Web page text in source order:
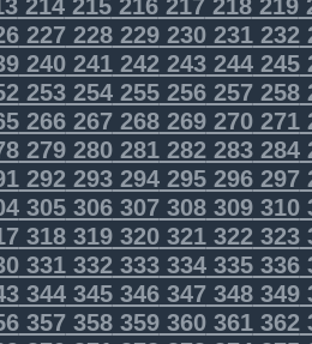
227228229230231232
240241242243244245
253254255256257258
266267268269270271
279280281282283284
292293294295296297
305306307308309310
318319320321322323
331332333334335336
344345346347348349
357358359360361362